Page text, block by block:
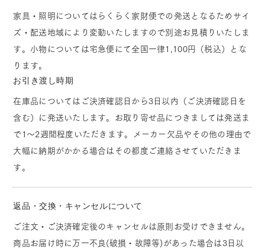
家具・照明についてはらくらく家財便での発送となるためサイ
ズ・配送地域により変動いたしますので別途お見積りいたしま
す。小物については宅急便にて全国一律1,100円（税込）とな
ります。
お引き渡し時期
在庫品についてはご決済確認日から3日以内（ご決済確認日を
含む）に発送いたします。お取り寄せ品につきましては発送ま
で1～2週間程度いただきます。メーカー欠品やその他の理由で
大幅に納期がかかる場合はその都度ご連絡させていただきま
す。
返品・交換・キャンセルについて
ご注文・ご決済確定後のキャンセルは原則お受けできません。
商品お届け時に万一不良(破損・故障等)があった場合は3日以